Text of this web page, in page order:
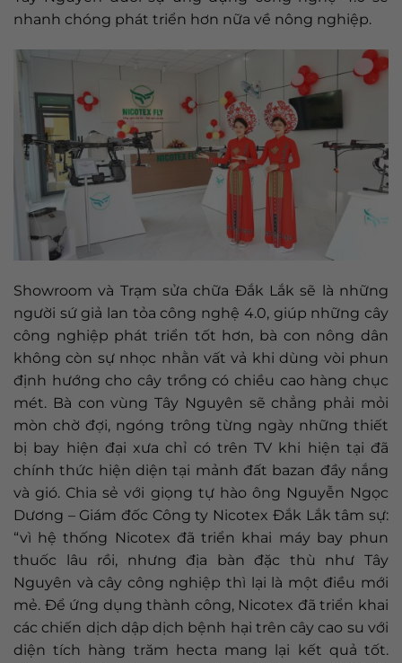
nhanh chóng phát triển hơn nữa về nông nghiệp.
Showroom và Trạm sửa chữa Đắk Lắk sẽ là những
người sứ giả lan tỏa công nghệ 4.0, giúp những cây
công nghiệp phát triển tốt hơn, bà con nông dân
không còn sự nhọc nhằn vất vả khi dùng vòi phun
định hướng cho cây trồng có chiều cao hàng chục
mét. Bà con vùng Tây Nguyên sẽ chẳng phải mỏi
mòn chờ đợi, ngóng trông từng ngày những thiết
bị bay hiện đại xưa chỉ có trên TV khi hiện tại đã
chính thức hiện diện tại mảnh đất bazan đầy nắng
và gió. Chia sẻ với giọng tự hào ông Nguyễn Ngọc
Dương – Giám đốc Công ty Nicotex Đắk Lắk tâm sự:
“vì hệ thống Nicotex đã triển khai máy bay phun
thuốc lâu rồi, nhưng địa bàn đặc thù như Tây
Nguyên và cây công nghiệp thì lại là một điều mới
mẻ. Để ứng dụng thành công, Nicotex đã triển khai
các chiến dịch dập dịch bệnh hại trên cây cao su với
diện tích hàng trăm hecta mang lại kết quả tốt.